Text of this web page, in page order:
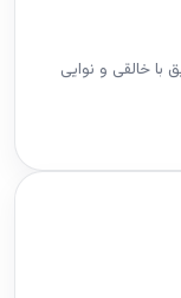
خالقی و نوایی